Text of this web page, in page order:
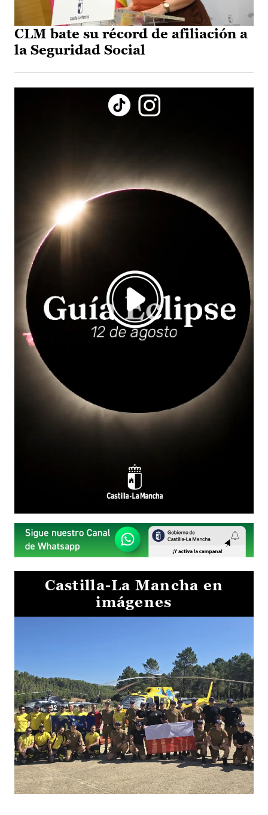
CLM bate su récord de afiliación a
la Seguridad Social
Castilla-La Mancha en
imágenes